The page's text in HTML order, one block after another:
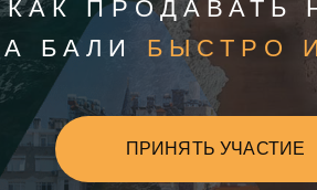
КАК ПРОДАВАТЬ
БАЛИ БЫСТРО
ПРИНЯТЬ УЧАСТИЕ